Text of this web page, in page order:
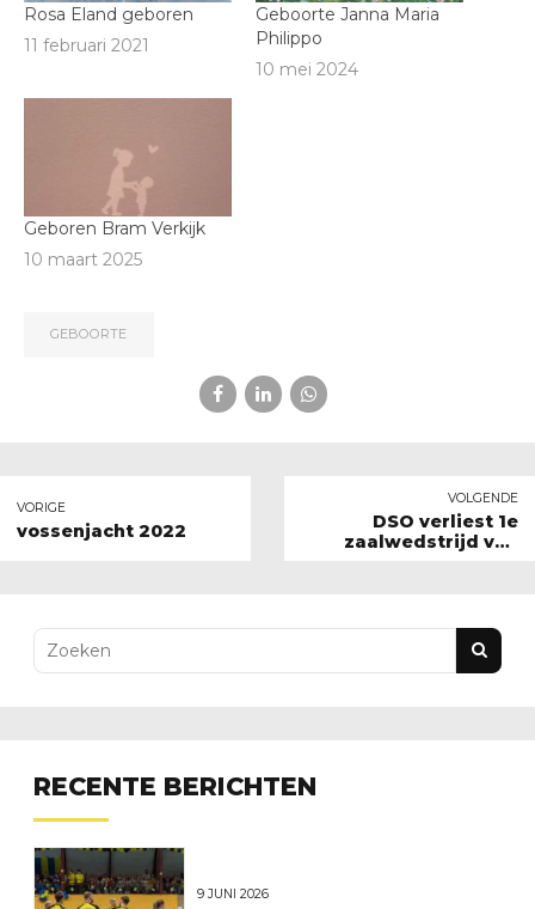
Rosa Eland geboren
11 februari 2021
Geboorte Janna Maria
Philippo
10 mei 2024
Geboren Bram Verkijk
10 maart 2025
GEBOORTE
VORIGE
vossenjacht 2022
VOLGENDE
DSO verliest 1e
zaalwedstrijd van
RECENTE BERICHTEN
9 JUNI 2026